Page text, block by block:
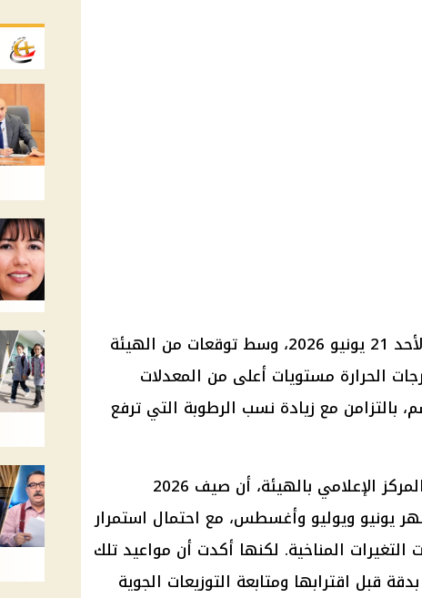
تبدأ مصر فصل الصيف فلكيًا يوم الأحد 21 يونيو 2026، وسط توقعات من الهيئة
الحرارة مستويات أعلى من المعدلات
بالتزامن مع زيادة نسب الرطوبة التي ترفع
وأوضحت الدكتورة منار غانم، عضو المركز الإعلامي بالهيئة، أن صيف 2026
يونيو ويوليو وأغسطس، مع احتمال استمرار
التغيرات المناخية. لكنها أكدت أن مواعيد تلك
قبل اقترابها ومتابعة التوزيعات الجوية